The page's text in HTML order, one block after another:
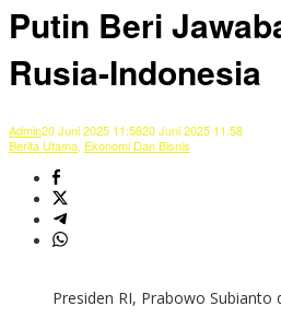
Putin Beri
Rusia-Indonesia
Admin20 Juni 2025 11:5820 Juni 2025 11:58
Berita Utama, Ekonomi Dan Bisnis
Presiden RI, Prabowo